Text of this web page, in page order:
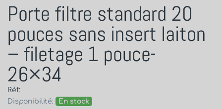
Porte filtre standard 20
pouces sans insert laiton
– filetage 1 pouce-
26×34
Réf:
Disponibilité:
En stock